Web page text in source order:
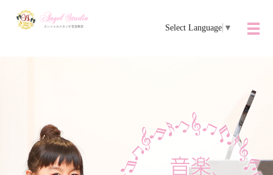
Select Language ▼
メ